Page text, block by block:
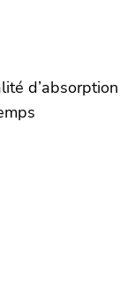
d’absorption